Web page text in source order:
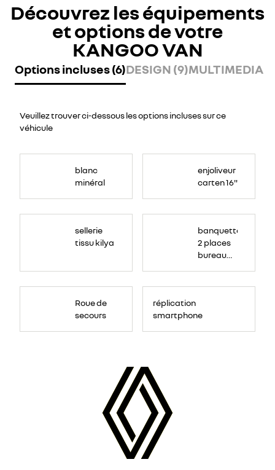
Découvrez les équipements
et options de votre
KANGOO VAN
Options incluses (6)DESIGN (9)MULTIMEDIA
Veuillez trouver ci-dessous les options incluses sur ce
véhicule
blanc
minéral
enjoliveur
carten 16"
sellerie
tissu kilya
banquette
2 places
bureau
Roue de
secours
réplication
smartphone